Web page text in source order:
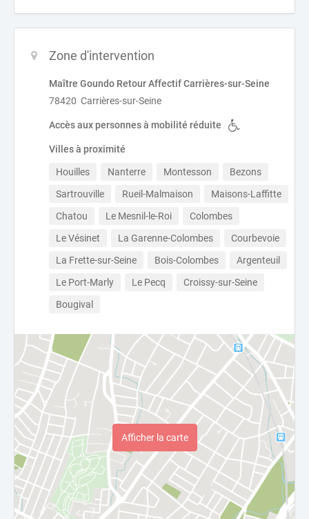
Zone d'intervention
Maître Goundo Retour Affectif Carrières-sur-Seine
78420 Carrières-sur-Seine
Accès aux personnes à mobilité réduite
Villes à proximité
Houilles Nanterre Montesson
Bezons
Sartrouville
Rueil-Malmaison
Maisons-Laffitte
Chatou
Le Mesnil-le-Roi
Colombes
Le Vésinet
La Garenne-Colombes
Courbevoie
La Frette-sur-Seine
Bois-Colombes
Argenteuil
Le Port-Marly
Le Pecq
Croissy-sur-Seine
Bougival
Afficher la carte